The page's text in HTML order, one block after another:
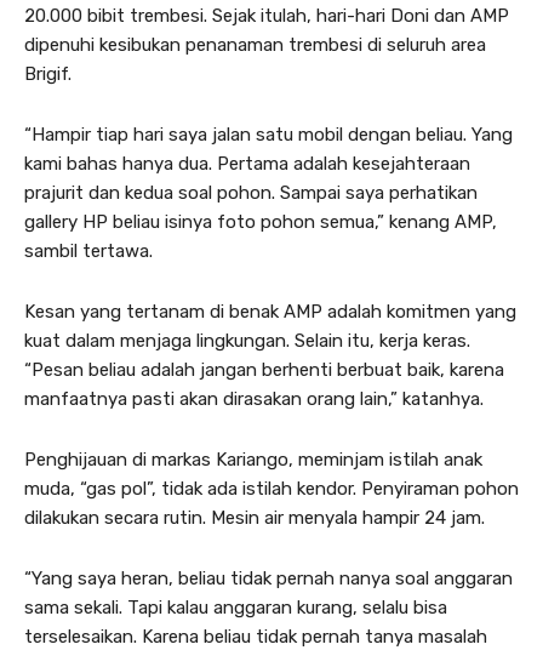
20.000 bibit trembesi. Sejak itulah, hari-hari Doni dan AMP
dipenuhi kesibukan penanaman trembesi di seluruh area
Brigif.
“Hampir tiap hari saya jalan satu mobil dengan beliau. Yang
kami bahas hanya dua. Pertama adalah kesejahteraan
prajurit dan kedua soal pohon. Sampai saya perhatikan
gallery HP beliau isinya foto pohon semua,” kenang AMP,
sambil tertawa.
Kesan yang tertanam di benak AMP adalah komitmen yang
kuat dalam menjaga lingkungan. Selain itu, kerja keras.
“Pesan beliau adalah jangan berhenti berbuat baik, karena
manfaatnya pasti akan dirasakan orang lain,” katanhya.
Penghijauan di markas Kariango, meminjam istilah anak
muda, “gas pol”, tidak ada istilah kendor. Penyiraman pohon
dilakukan secara rutin. Mesin air menyala hampir 24 jam.
“Yang saya heran, beliau tidak pernah nanya soal anggaran
sama sekali. Tapi kalau anggaran kurang, selalu bisa
terselesaikan. Karena beliau tidak pernah tanya masalah